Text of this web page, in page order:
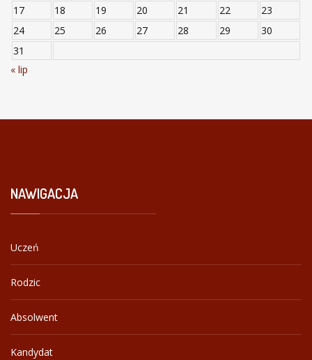
17
18 19 20 21 22
23
24
25 26 27 28 29
30
31
« lip
NAWIGACJA
Uczeń
Rodzic
Absolwent
Kandydat